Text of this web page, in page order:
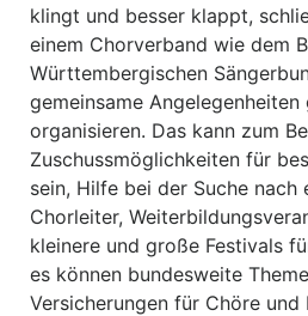
klingt und besser klappt,
einem Chorverband wie dem
Württembergischen
gemeinsame Angelegenheiten
organisieren. Das kann zum
Zuschussmöglichkeiten für
sein, Hilfe bei der Suche nach
Chorleiter,
kleinere und große Festivals
es können bundesweite
Versicherungen für Chöre und